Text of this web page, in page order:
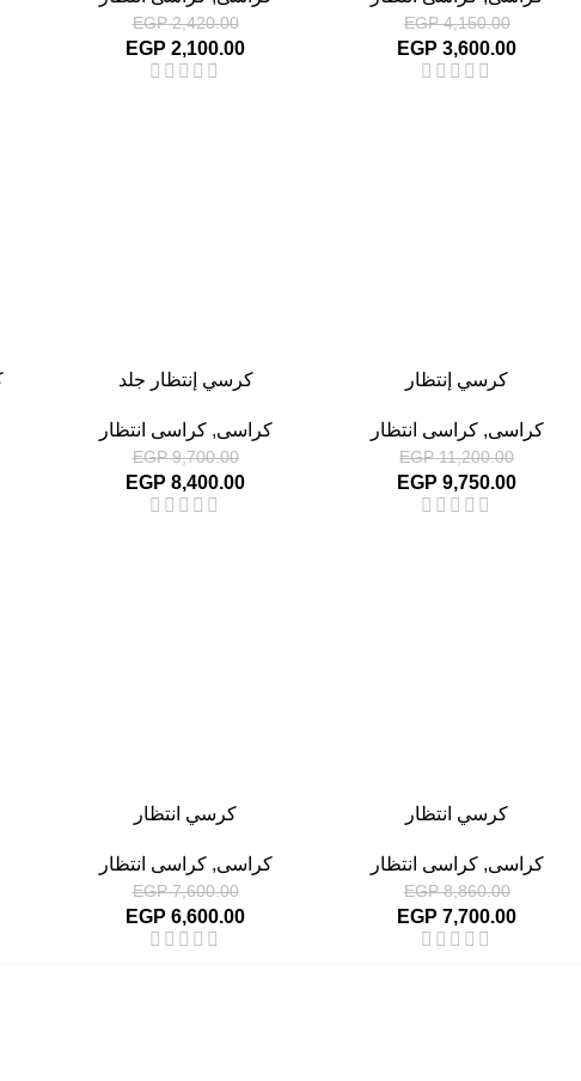
EGP4,150.00
EGP 3,600.00
EGP2,420.00
EGP 2,100.00
كرسي إنتظار
كراسى,كراسى انتظار
EGP11,200.00
EGP 9,750.00
كرسي إنتظار جلد
كراسى,كراسى انتظار
EGP9,700.00
EGP 8,400.00
كرسي انتظار
كراسى,كراسى انتظار
EGP8,860.00
EGP 7,700.00
كرسي انتظار
كراسى,كراسى انتظار
EGP7,600.00
EGP 6,600.00